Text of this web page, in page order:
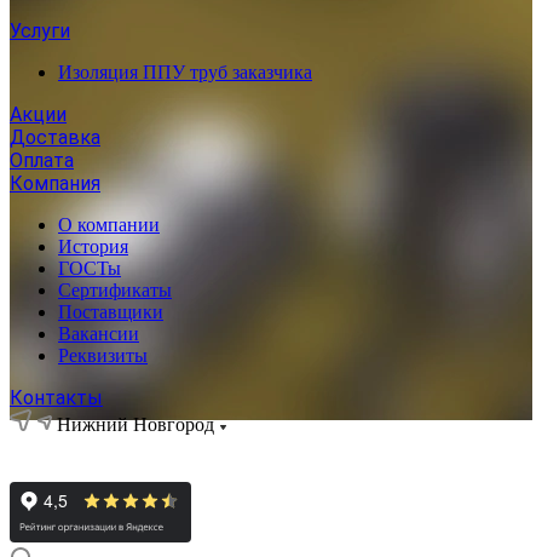
Услуги
Изоляция ППУ труб заказчика
Акции
Доставка
Оплата
Компания
О компании
История
ГОСТы
Сертификаты
Поставщики
Вакансии
Реквизиты
Контакты
Нижний Новгород